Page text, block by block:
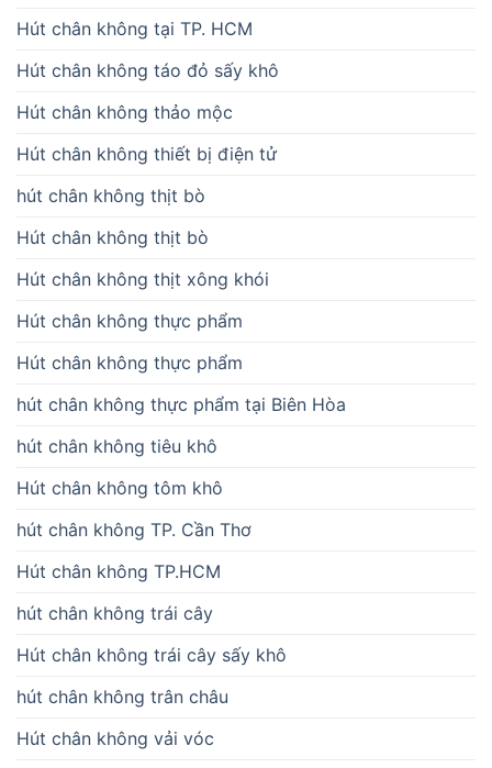
Hút chân không tại TP. HCM
Hút chân không táo đỏ sấy khô
Hút chân không thảo mộc
Hút chân không thiết bị điện tử
hút chân không thịt bò
Hút chân không thịt bò
Hút chân không thịt xông khói
Hút chân không thực phẩm
Hút chân không thực phẩm
hút chân không thực phẩm tại Biên Hòa
hút chân không tiêu khô
Hút chân không tôm khô
hút chân không TP. Cần Thơ
Hút chân không TP.HCM
hút chân không trái cây
Hút chân không trái cây sấy khô
hút chân không trân châu
Hút chân không vải vóc